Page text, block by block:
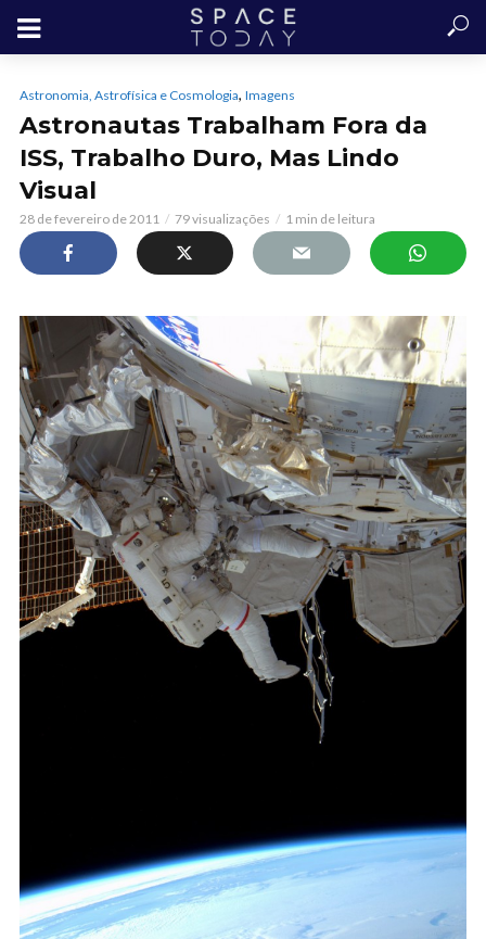
Astronomia, Astrofísica e Cosmologia, Imagens
Astronautas Trabalham Fora da
ISS, Trabalho Duro, Mas Lindo
Visual
28 de fevereiro de 2011 79 visualizações 1 min de leitura